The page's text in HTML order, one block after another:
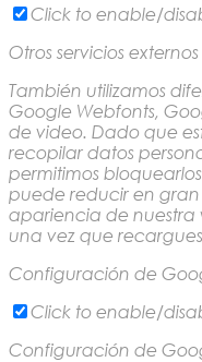
Click to enable/
Otros servicios externos
También utilizamos
Google Webfonts,
de video. Dado que
recopilar datos
permitimos
puede reducir en
apariencia de nuestra
una vez que
Configuración de
Click to enable/
Configuración de